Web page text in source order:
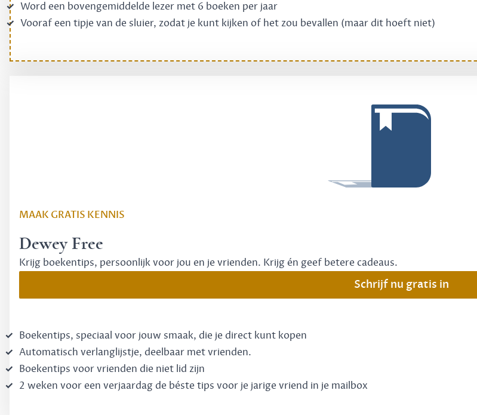
Word een bovengemiddelde lezer met 6 boeken per jaar
Vooraf een tipje van de sluier, zodat je kunt kijken of het zou bevallen (maar dit hoeft niet)
MAAK GRATIS KENNIS
Dewey Free
Krijg boekentips, persoonlijk voor jou en je vrienden. Krijg én geef betere cadeaus.
Schrijf nu gratis in
Boekentips, speciaal voor jouw smaak, die je direct kunt kopen
Automatisch verlanglijstje, deelbaar met vrienden.
Boekentips voor vrienden die niet lid zijn
2 weken voor een verjaardag de béste tips voor je jarige vriend in je mailbox